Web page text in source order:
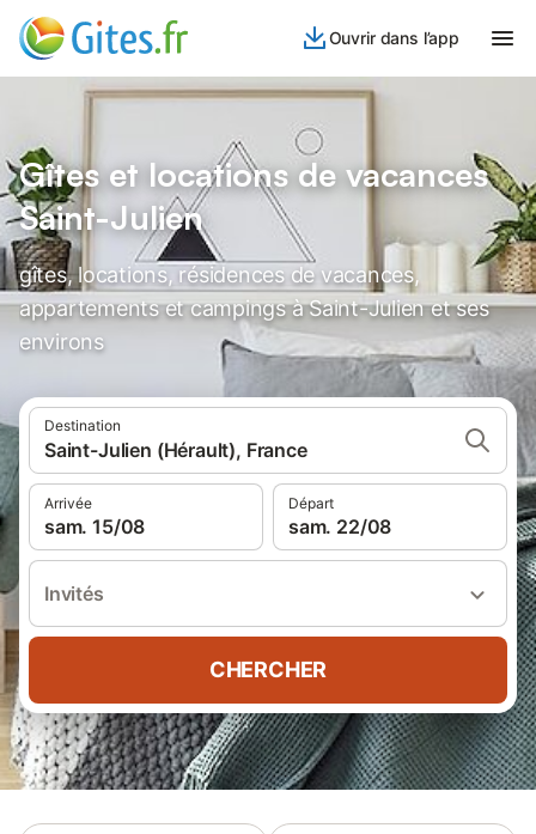
Ouvrir dans l’app
Gîtes et locations de vacances
Saint-Julien
gîtes, locations, résidences de vacances,
appartements et campings à Saint-Julien et ses
environs
Destination
Saint-Julien (Hérault), France
Arrivée
sam. 15/08
Départ
sam. 22/08
Invités
CHERCHER